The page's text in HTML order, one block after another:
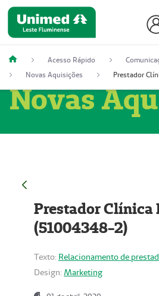
Acesso Rápido
Novas Aquisições
Novas
Prestador Clínica
(51004348-2)
Texto: Relacionamento de
Design: Marketing